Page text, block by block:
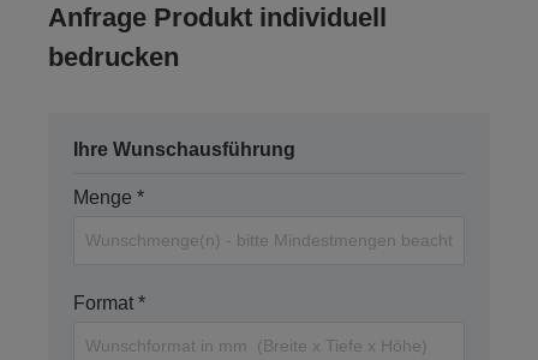
Anfrage Produkt individuell
bedrucken
Ihre Wunschausführung
Menge *
Format *